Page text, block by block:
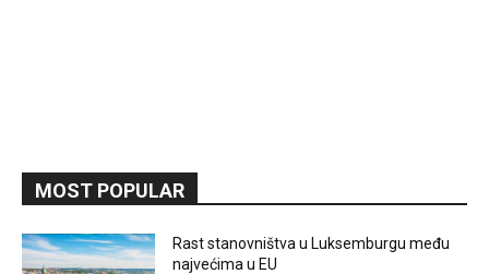
MOST POPULAR
Rast stanovništva u Luksemburgu među
najvećima u EU